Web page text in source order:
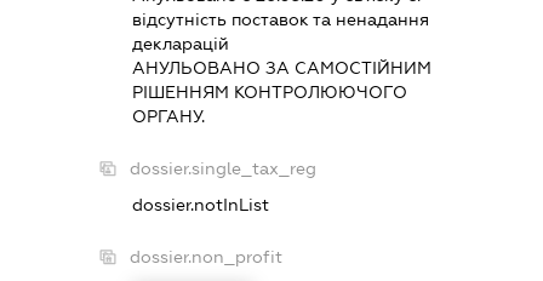
вiдсутнiсть поставок та ненадання
декларацiй
АНУЛЬОВАНО ЗА САМОСТIЙНИМ
РIШЕННЯМ КОНТРОЛЮЮЧОГО
ОРГАНУ.
dossier.single_tax_reg
dossier.notInList
dossier.non_profit